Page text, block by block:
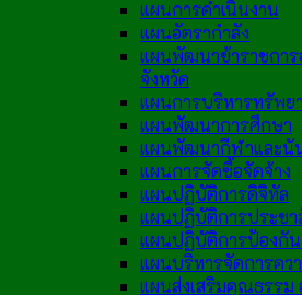
แผนการดำเนินงาน
แผนอัตรากำลัง
แผนพัฒนาข้าราชการ
จังหวัด
แผนการบริหารทรัพย
แผนพัฒนาการศึกษา
แผนพัฒนากีฬาและนั
แผนการจัดซื้อจัดจ้าง
แผนปฏิบัติการดิจิทัล
แผนปฏิบัติการประช
แผนปฏิบัติการป้องกั
แผนบริหารจัดการควา
แผนส่งเสริมคุณธรรม